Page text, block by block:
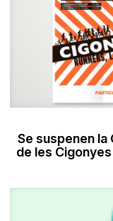
Se suspenen la
de les